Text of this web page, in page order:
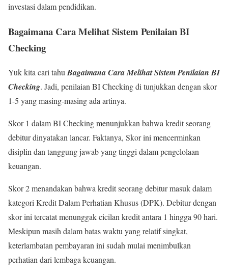
investasi dalam pendidikan.
Bagaimana CaraMelihatSistem Penilaian BI
Checking
Yuk kita cari tahuBagaimana Cara Melihat Sistem Penilaian BI
Checking. Jadi, penilaian BI Checking di tunjukkan dengan skor
1-5 yang masing-masing ada artinya.
Skor 1 dalam BI Checking menunjukkan bahwa kredit seorang
debitur dinyatakan lancar. Faktanya, Skor ini mencerminkan
disiplin dan tanggung jawab yang tinggi dalam pengelolaan
keuangan.
Skor 2 menandakan bahwa kredit seorang debitur masuk dalam
kategori Kredit Dalam Perhatian Khusus (DPK). Debitur dengan
skor ini tercatat menunggak cicilan kredit antara 1 hingga 90 hari.
Meskipun masih dalam batas waktu yang relatif singkat,
keterlambatan pembayaran ini sudah mulai menimbulkan
perhatian dari lembaga keuangan.